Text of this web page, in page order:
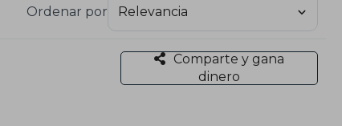
Ordenar por
Comparte y gana
dinero